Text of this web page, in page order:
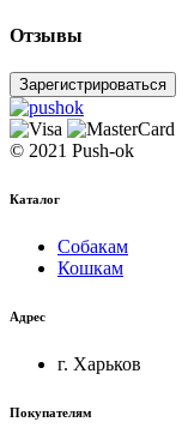
Отзывы
Зарегистрироваться
© 2021 Push-ok
Каталог
Собакам
Кошкам
Адрес
г. Харьков
Покупателям